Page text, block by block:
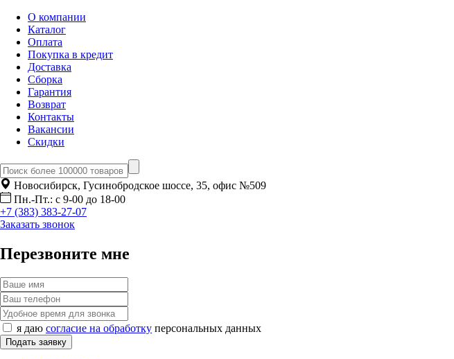
О компании
Каталог
Оплата
Покупка в кредит
Доставка
Сборка
Гарантия
Возврат
Контакты
Вакансии
Скидки
Новосибирск, Гусинобродское шоссе, 35, офис №509
Пн.-Пт.: с 9-00 до 18-00
+7 (383) 383-27-07
Заказать звонок
Перезвоните мне
я даю согласие на обработку персональных данных